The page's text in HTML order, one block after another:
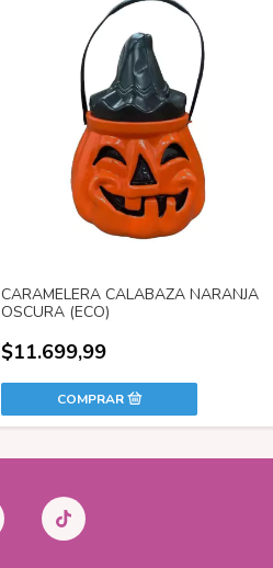
CARAMELERA CALABAZA NARANJA
OSCURA (ECO)
$11.699,99